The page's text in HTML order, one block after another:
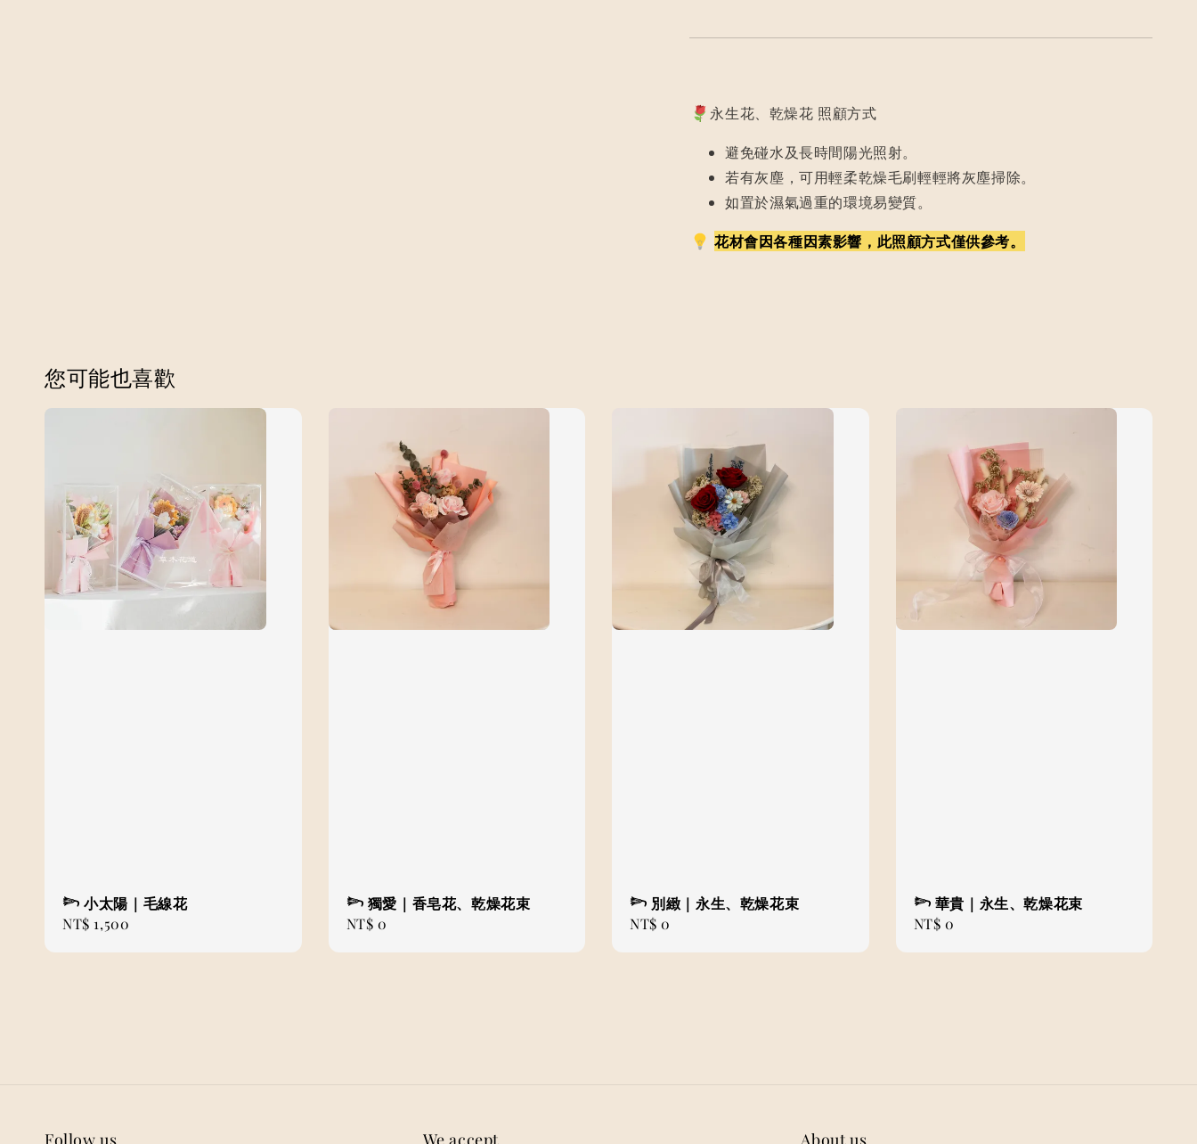
永生花、乾燥花 照顧方式
避免碰水及長時間陽光照射。
若有灰塵，可用輕柔乾燥毛刷輕輕將灰塵掃除。
如置於濕氣過重的環境易變質。
花材會因各種因素影響，此照顧方式僅供參考。
您可能也喜歡
𓆸 小太陽｜毛線花
Regular
NT$ 1,500
𓆸 獨愛｜香皂花、乾燥花束
Regular
NT$ 0
𓆸 別緻｜永生、乾燥花束
Regular
NT$ 0
𓆸 華貴｜永生、乾燥花束
Regular
NT$ 0